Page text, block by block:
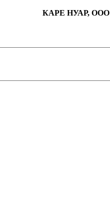
КАРЕ НУАР, ООО